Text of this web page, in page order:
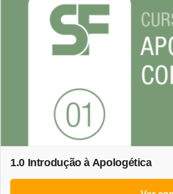
1.0 Introdução à Apologética